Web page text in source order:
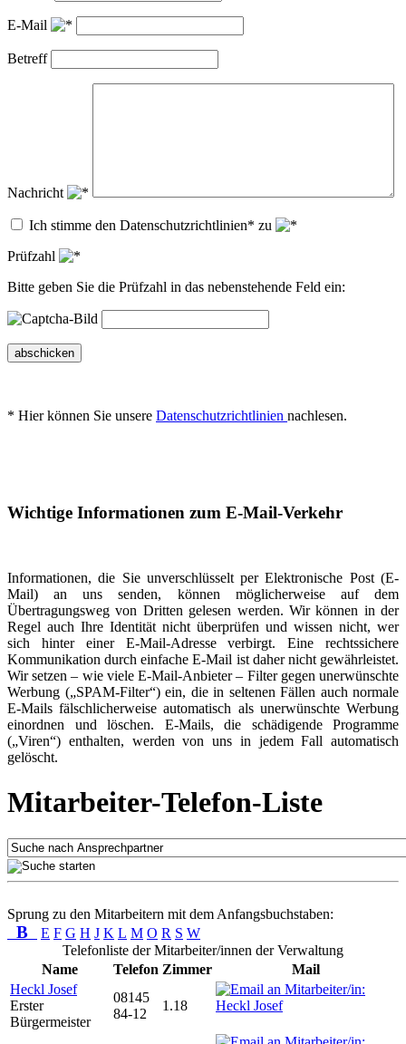
E-Mail
Betreff
Nachricht
Ich stimme den Datenschutzrichtlinien* zu
Prüfzahl
Bitte geben Sie die Prüfzahl in das nebenstehende Feld ein:
abschicken
* Hier können Sie unsere Datenschutzrichtlinien nachlesen.
Wichtige Informationen zum E-Mail-Verkehr
Informationen, die Sie unverschlüsselt per Elektronische Post (E-
Mail) an uns senden, können möglicherweise auf dem
Übertragungsweg von Dritten gelesen werden. Wir können in der
Regel auch Ihre Identität nicht überprüfen und wissen nicht, wer
sich hinter einer E-Mail-Adresse verbirgt. Eine rechtssichere
Kommunikation durch einfache E-Mail ist daher nicht gewährleistet.
Wir setzen – wie viele E-Mail-Anbieter – Filter gegen unerwünschte
Werbung („SPAM-Filter“) ein, die in seltenen Fällen auch normale
E-Mails fälschlicherweise automatisch als unerwünschte Werbung
einordnen und löschen. E-Mails, die schädigende Programme
(„Viren“) enthalten, werden von uns in jedem Fall automatisch
gelöscht.
Mitarbeiter-Telefon-Liste
Sprung zu den Mitarbeitern mit dem Anfangsbuchstaben:
B E F G H J K L M O R S W
Telefonliste der Mitarbeiter/innen der Verwaltung
Name
Telefon Zimmer
Mail
Heckl Josef
Erster
Bürgermeister
08145
84-12
1.18